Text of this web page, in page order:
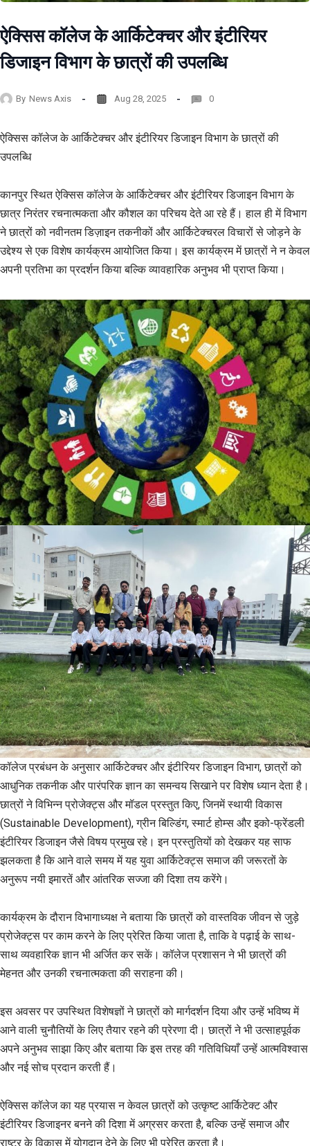
ऐक्सिस कॉलेज के आर्किटेक्चर और इंटीरियर
डिजाइन विभाग के छात्रों की उपलब्धि
By News Axis Aug 28, 2025 0
ऐक्सिस कॉलेज के आर्किटेक्चर और इंटीरियर डिजाइन विभाग के छात्रों की
उपलब्धि
कानपुर स्थित ऐक्सिस कॉलेज के आर्किटेक्चर और इंटीरियर डिजाइन विभाग के
छात्र निरंतर रचनात्मकता और कौशल का परिचय देते आ रहे हैं। हाल ही में विभाग
ने छात्रों को नवीनतम डिज़ाइन तकनीकों और आर्किटेक्चरल विचारों से जोड़ने के
उद्देश्य से एक विशेष कार्यक्रम आयोजित किया। इस कार्यक्रम में छात्रों ने न केवल
अपनी प्रतिभा का प्रदर्शन किया बल्कि व्यावहारिक अनुभव भी प्राप्त किया।
कॉलेज प्रबंधन के अनुसार आर्किटेक्चर और इंटीरियर डिजाइन विभाग, छात्रों को
आधुनिक तकनीक और पारंपरिक ज्ञान का समन्वय सिखाने पर विशेष ध्यान देता है।
छात्रों ने विभिन्न प्रोजेक्ट्स और मॉडल प्रस्तुत किए, जिनमें स्थायी विकास
(Sustainable Development), ग्रीन बिल्डिंग, स्मार्ट होम्स और इको-फ्रेंडली
इंटीरियर डिजाइन जैसे विषय प्रमुख रहे। इन प्रस्तुतियों को देखकर यह साफ
झलकता है कि आने वाले समय में यह युवा आर्किटेक्ट्स समाज की जरूरतों के
अनुरूप नयी इमारतें और आंतरिक सज्जा की दिशा तय करेंगे।
कार्यक्रम के दौरान विभागाध्यक्ष ने बताया कि छात्रों को वास्तविक जीवन से जुड़े
प्रोजेक्ट्स पर काम करने के लिए प्रेरित किया जाता है, ताकि वे पढ़ाई के साथ-
साथ व्यवहारिक ज्ञान भी अर्जित कर सकें। कॉलेज प्रशासन ने भी छात्रों की
मेहनत और उनकी रचनात्मकता की सराहना की।
इस अवसर पर उपस्थित विशेषज्ञों ने छात्रों को मार्गदर्शन दिया और उन्हें भविष्य में
आने वाली चुनौतियों के लिए तैयार रहने की प्रेरणा दी। छात्रों ने भी उत्साहपूर्वक
अपने अनुभव साझा किए और बताया कि इस तरह की गतिविधियाँ उन्हें आत्मविश्वास
और नई सोच प्रदान करती हैं।
ऐक्सिस कॉलेज का यह प्रयास न केवल छात्रों को उत्कृष्ट आर्किटेक्ट और
इंटीरियर डिजाइनर बनने की दिशा में अग्रसर करता है, बल्कि उन्हें समाज और
राष्ट्र के विकास में योगदान देने के लिए भी प्रेरित करता है।